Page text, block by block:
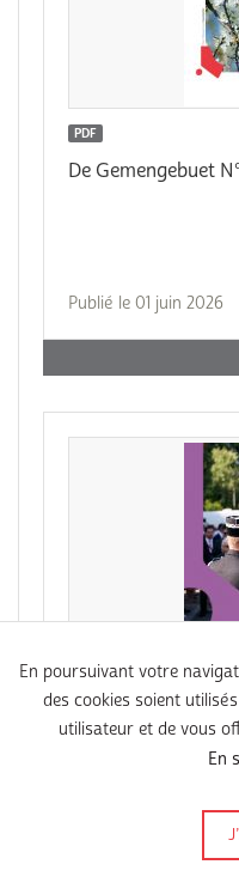
PDF
De Gemengebuet
Publié le 01 juin 2026
PDF
Agenda N°86 Juni
En poursuivant votre
des cookies soient
utilisateur et de vous
En